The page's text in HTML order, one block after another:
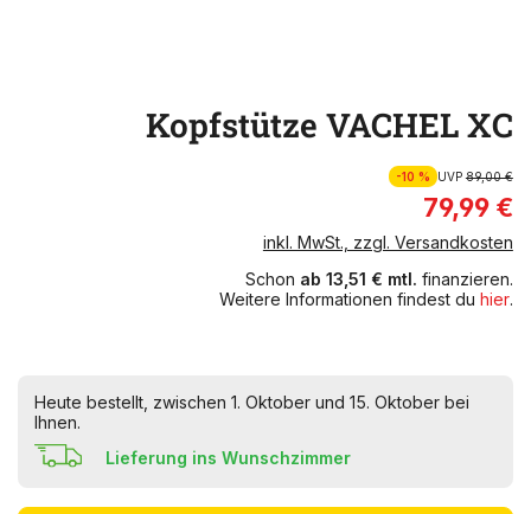
Kopfstütze VACHEL XC
-10 % UVP89,00 €
79,99 €
inkl. MwSt., zzgl. Versandkosten
Schon ab 13,51 € mtl. finanzieren.
Weitere Informationen findest du hier.
Heute bestellt, zwischen 1. Oktober und 15. Oktober bei
Ihnen.
Lieferung ins Wunschzimmer